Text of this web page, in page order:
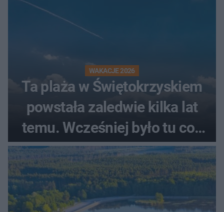
WAKACJE 2026
Ta plaża w Świętokrzyskiem
powstała zaledwie kilka lat
temu. Wcześniej było tu coś
zupełnie innego